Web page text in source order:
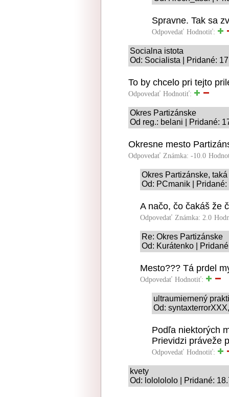
Spravne. Tak sa
Odpovedať Hodnotiť:
Socialna istota
Od: Socialista | Pridané:
To by chcelo pri tejto
Odpovedať Hodnotiť:
Okres Partizánske
Od reg.: belani | Pridané:
Okresne mesto
Odpovedať Známka: -10.0
Okres Partizánske,
Od: PCmanik |
A načo, čo čakáš že
Odpovedať Známka: 2.0
Re: Okres Partizánske
Od: Kurátenko |
Mesto??? Tá prdel
Odpovedať Hodnotiť:
ultraumiernený
Od:
Podľa niektorých
Prievidzi práveže
Odpovedať Hodnotiť:
kvety
Od: lololololo | Pridané: